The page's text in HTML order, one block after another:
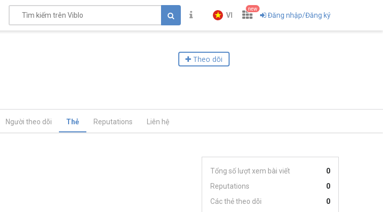
VI
new
Đăng nhập/Đăng ký
Theo dõi
Người theo dõi Thẻ Reputations Liên hệ
Tổng số lượt xem bài viết
0
Reputations
0
Các thẻ theo dõi
0